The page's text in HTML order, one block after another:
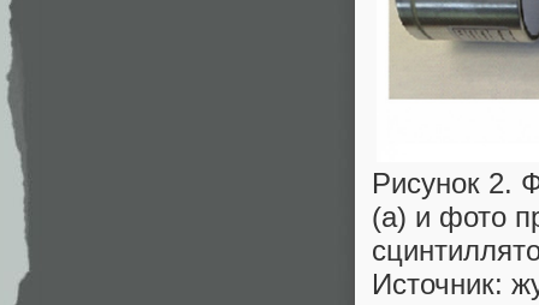
Рисунок 2.
(а) и фото
Источник: